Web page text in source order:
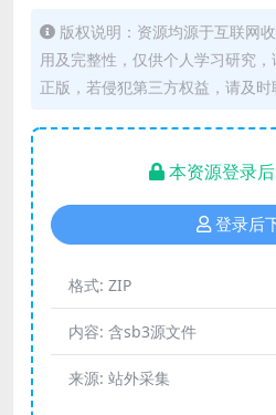
版权说明：资源均源于互联网
用及完整性，仅供个人学习研究
正版，若侵犯第三方权益，请及时
本资源登录
登录后
格式: ZIP
内容: 含sb3源文件
来源: 站外采集